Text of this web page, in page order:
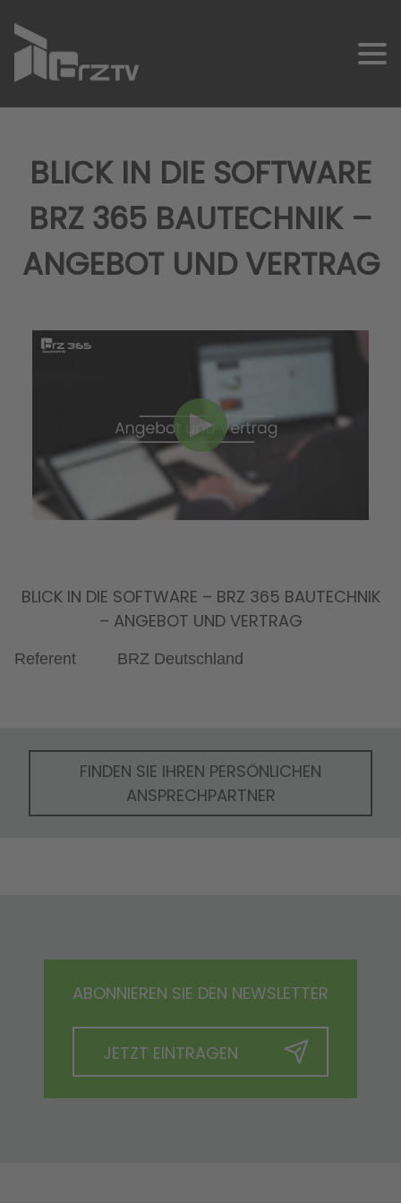
SCHNELLKONTAKT
BLICK IN DIE SOFTWARE
BRZ 365 BAUTECHNIK –
ANGEBOT UND VERTRAG
BLICK IN DIE SOFTWARE – BRZ 365 BAUTECHNIK
– ANGEBOT UND VERTRAG
Referent BRZ Deutschland
FINDEN SIE IHREN PERSÖNLICHEN
ANSPRECHPARTNER
ABONNIEREN SIE DEN NEWSLETTER
JETZT EINTRAGEN